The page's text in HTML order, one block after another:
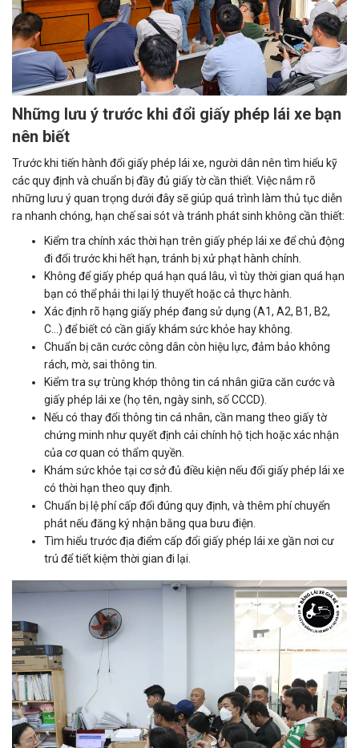
Những lưu ý trước khi đổi giấy phép lái xe bạn
nên biết
Trước khi tiến hành đổi giấy phép lái xe, người dân nên tìm hiểu kỹ
các quy định và chuẩn bị đầy đủ giấy tờ cần thiết. Việc nắm rõ
những lưu ý quan trọng dưới đây sẽ giúp quá trình làm thủ tục diễn
ra nhanh chóng, hạn chế sai sót và tránh phát sinh không cần thiết:
Kiểm tra chính xác thời hạn trên giấy phép lái xe để chủ động
đi đổi trước khi hết hạn, tránh bị xử phạt hành chính.
Không để giấy phép quá hạn quá lâu, vì tùy thời gian quá hạn
bạn có thể phải thi lại lý thuyết hoặc cả thực hành.
Xác định rõ hạng giấy phép đang sử dụng (A1, A2, B1, B2,
C…) để biết có cần giấy khám sức khỏe hay không.
Chuẩn bị căn cước công dân còn hiệu lực, đảm bảo không
rách, mờ, sai thông tin.
Kiểm tra sự trùng khớp thông tin cá nhân giữa căn cước và
giấy phép lái xe (họ tên, ngày sinh, số CCCD).
Nếu có thay đổi thông tin cá nhân, cần mang theo giấy tờ
chứng minh như quyết định cải chính hộ tịch hoặc xác nhận
của cơ quan có thẩm quyền.
Khám sức khỏe tại cơ sở đủ điều kiện nếu đổi giấy phép lái xe
có thời hạn theo quy định.
Chuẩn bị lệ phí cấp đổi đúng quy định, và thêm phí chuyển
phát nếu đăng ký nhận bằng qua bưu điện.
Tìm hiểu trước địa điểm cấp đổi giấy phép lái xe gần nơi cư
trú để tiết kiệm thời gian đi lại.